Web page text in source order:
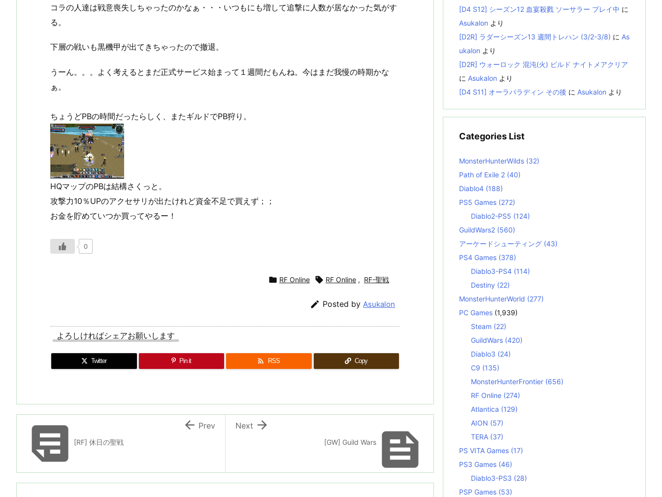
コラの人達は戦意喪失しちゃったのかなぁ・・・いつもにも増して追撃に人数が居なかった気がす
る。
下層の戦いも黒機甲が出てきちゃったので撤退。
うーん。。。よく考えるとまだ正式サービス始まって１週間だもんね。今はまだ我慢の時期かな
ぁ。
ちょうどPBの時間だったらしく、またギルドでPB狩り。
HQマップのPBは結構さくっと。
攻撃力10％UPのアクセサリが出たけれど資金不足で買えず；；
お金を貯めていつか買ってやるー！
0
 RF Online  RF Online , RF-聖戦
 Posted by Asukalon
よろしければシェアお願いします
Twitter Pin it  RSS Copy

[GW] Guild Wars

Next
[RF] 休日の聖戦
 Prev
[D4 S12] シーズン12 血宴殺戮 ソーサラー プレイ中 に
Asukalon より
[D2R] ラダーシーズン13 週間トレハン (3/2-3/8) に As
ukalon より
[D2R] ウォーロック 混沌(火) ビルド ナイトメアクリア
に Asukalon より
[D4 S11] オーラパラディン その後 に Asukalon より
Categories List
MonsterHunterWilds (32)
Path of Exile 2 (40)
Diablo4 (188)
PS5 Games (272)
Diablo2-PS5 (124)
GuildWars2 (560)
アーケードシューティング (43)
PS4 Games (378)
Diablo3-PS4 (114)
Destiny (22)
MonsterHunterWorld (277)
PC Games (1,939)
Steam (22)
GuildWars (420)
Diablo3 (24)
C9 (135)
MonsterHunterFrontier (656)
RF Online (274)
Atlantica (129)
AION (57)
TERA (37)
PS VITA Games (17)
PS3 Games (46)
Diablo3-PS3 (28)
PSP Games (53)